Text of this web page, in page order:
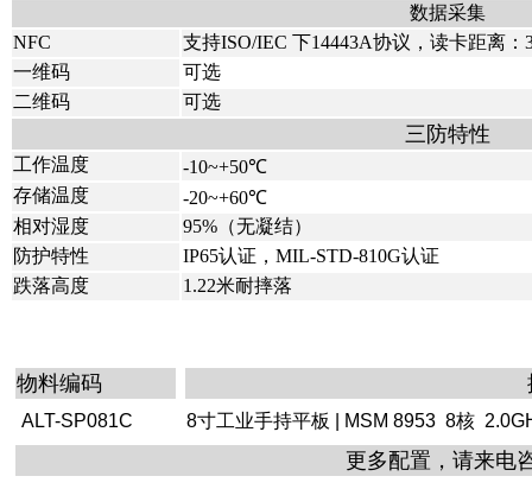
数据采集
NFC
支持ISO/IEC 下14443A协议，读卡距离：
一维码
可选
二维码
可选
三防特性
工作温度
-10~+50℃
存储温度
-20~+60℃
相对湿度
95%（无凝结）
防护特性
IP65认证，MIL-STD-810G认证
跌落高度
1.22米耐摔落
物料编码
ALT-SP081C 8寸工业手持平板 | MSM 8953 8核
更多配置，请来电